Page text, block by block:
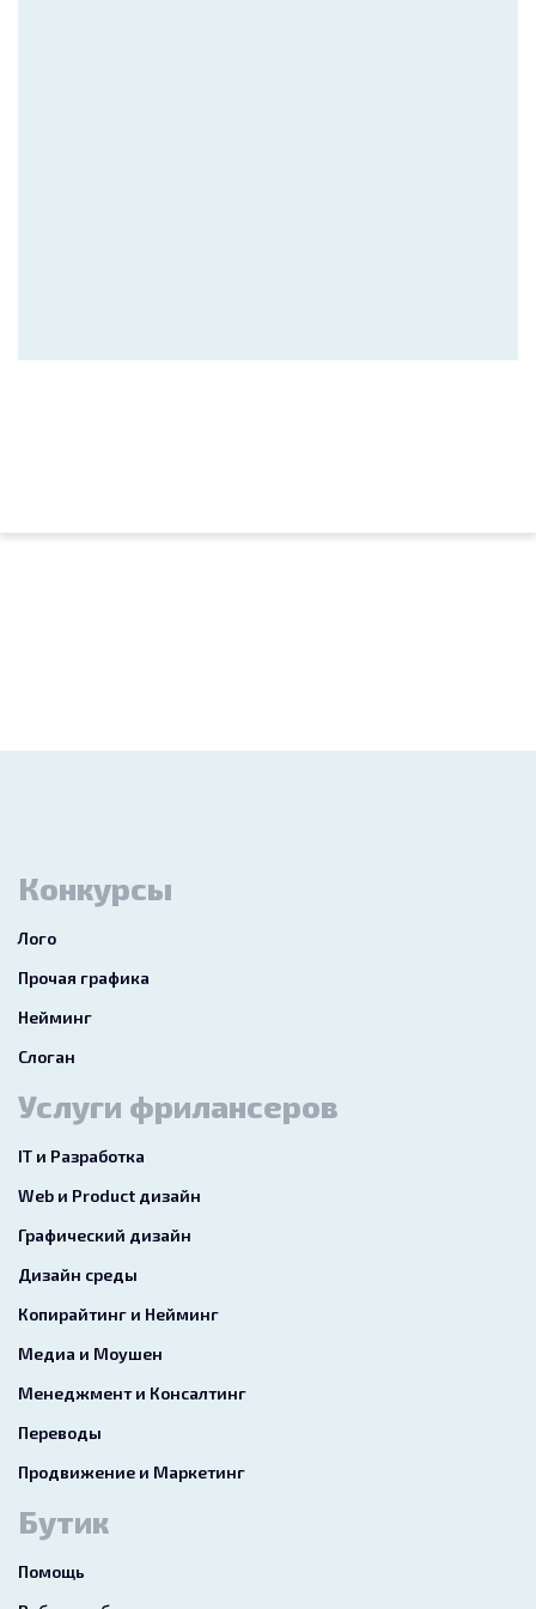
Конкурсы
Лого
Прочая графика
Нейминг
Слоган
Услуги фрилансеров
IT и Разработка
Web и Product дизайн
Графический дизайн
Дизайн среды
Копирайтинг и Нейминг
Медиа и Моушен
Менеджмент и Консалтинг
Переводы
Продвижение и Маркетинг
Бутик
Помощь